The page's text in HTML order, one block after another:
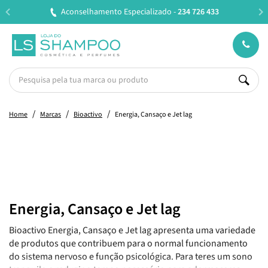
Especializado -234 726 433 Entregas
Home Marcas Bioactivo Energia, Cansaço e Jet lag
Energia, Cansaço e Jet lag
Bioactivo Energia, Cansaço e Jet lag apresenta uma variedade
de produtos que contribuem para o normal funcionamento
do sistema nervoso e função psicológica. Para teres um sono